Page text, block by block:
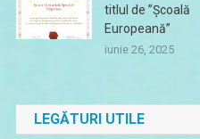
titlul de ”Școală
Europeană”
iunie 26, 2025
LEGĂTURI UTILE